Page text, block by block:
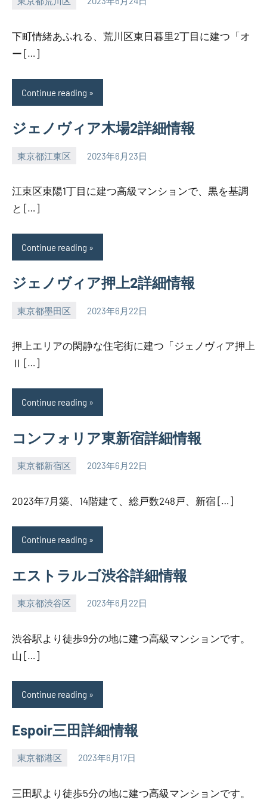
SEZIMO
下町情緒あふれる、荒川区東日暮里2丁目に建つ「オ
ー […]
Continue reading
ジェノヴィア木場2詳細情報
東京都江東区 2023年6月23日
SEZIMO
江東区東陽1丁目に建つ高級マンションで、黒を基調
と […]
Continue reading
ジェノヴィア押上2詳細情報
東京都墨田区 2023年6月22日
SEZIMO
押上エリアの閑静な住宅街に建つ「ジェノヴィア押上
Ⅱ […]
Continue reading
コンフォリア東新宿詳細情報
東京都新宿区 2023年6月22日
SEZIMO
2023年7月築、14階建て、総戸数248戸、新宿 […]
Continue reading
エストラルゴ渋谷詳細情報
東京都渋谷区 2023年6月22日
SEZIMO
渋谷駅より徒歩9分の地に建つ高級マンションです。
山 […]
Continue reading
Espoir三田詳細情報
東京都港区 2023年6月17日
SEZIMO
三田駅より徒歩5分の地に建つ高級マンションです。